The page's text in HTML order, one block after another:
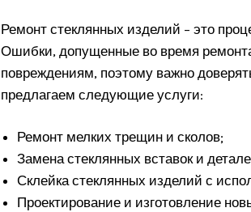
Ремонт стеклянных изделий – это
Ошибки, допущенные во время
повреждениям, поэтому важно
предлагаем следующие услуги:
Ремонт мелких трещин и сколов;
Замена стеклянных вставок и
Склейка стеклянных изделий с
Проектирование и изготовление